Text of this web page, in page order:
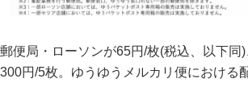
便局・ローソンが65円/枚(税込、以下同
300円/5枚。ゆうゆうメルカリ便における